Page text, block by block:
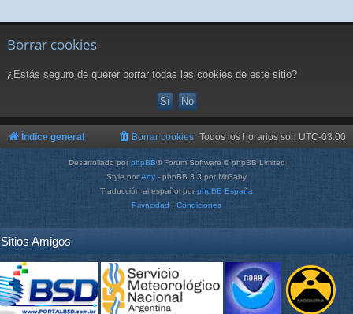
Borrar cookies
¿Estás seguro de querer borrar todas las cookies de este sitio?
Índice general Todos los horarios son UTC-03:00
Borrar cookies
Desarrollado porphpBB® Forum Software © phpBB Limited
Style por Arty - phpBB 3.3 por MrGaby
Traducción al español por phpBB España
Privacidad | Condiciones
Sitios Amigos